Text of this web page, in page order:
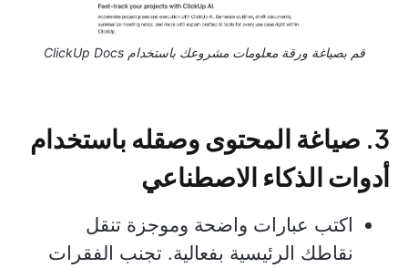
قم بصياغة ورقة معلومات مشروعك باستخدام ClickUp Docs
3. صياغة المحتوى وصقله باستخدام
أدوات الذكاء الاصطناعي
اكتب عبارات واضحة وموجزة تنقل
نقاطك الرئيسية بفعالية. تجنب الفقرات